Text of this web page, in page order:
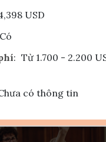
USD
Có
: Từ 1.700 - 2.200
có thông tin